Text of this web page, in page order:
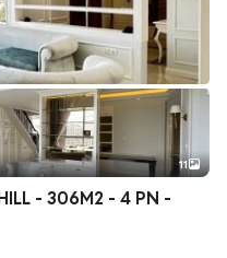
+2
11
- 306M2 - 4 PN -